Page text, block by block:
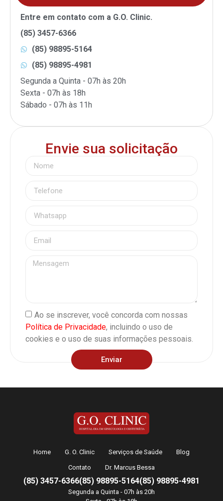
Entre em contato com a G.O. Clinic.
(85) 3457-6366
(85) 98895-5164
(85) 98895-4981
Segunda a Quinta - 07h às 20h
Sexta - 07h às 18h
Sábado - 07h às 11h
Envie sua solicitação
Ao se inscrever, você concorda com nossas
Política de Privacidade, incluindo o uso de
cookies e o uso de suas informações pessoais.
Enviar
Home G. O. Clinic Serviços de Saúde Blog
Contato Dr. Marcus Bessa
(85) 3457-6366(85) 98895-5164(85) 98895-4981
Segunda a Quinta - 07h às 20h